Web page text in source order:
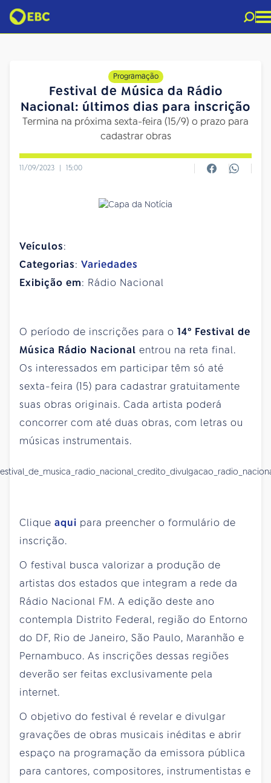
Programação
Festival de Música da Rádio
Nacional: últimos dias para inscrição
Termina na próxima sexta-feira (15/9) o prazo para
cadastrar obras
11/09/2023 | 15:00
Veículos:
Categorias: Variedades
Exibição em: Rádio Nacional
O período de inscrições para o 14º Festival de
Música Rádio Nacional entrou na reta final.
Os interessados em participar têm só até
sexta-feira (15) para cadastrar gratuitamente
suas obras originais. Cada artista poderá
concorrer com até duas obras, com letras ou
músicas instrumentais.
Clique aqui para preencher o formulário de
inscrição.
O festival busca valorizar a produção de
artistas dos estados que integram a rede da
Rádio Nacional FM. A edição deste ano
contempla Distrito Federal, região do Entorno
do DF, Rio de Janeiro, São Paulo, Maranhão e
Pernambuco. As inscrições dessas regiões
deverão ser feitas exclusivamente pela
internet.
O objetivo do festival é revelar e divulgar
gravações de obras musicais inéditas e abrir
espaço na programação da emissora pública
para cantores, compositores, instrumentistas e